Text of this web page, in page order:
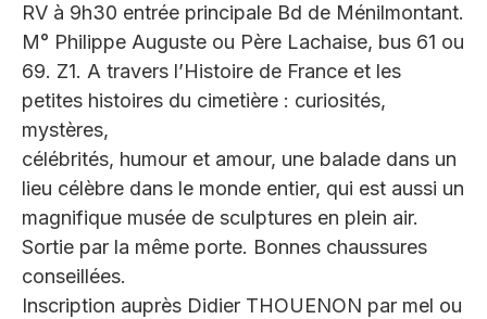
RV à 9h30 entrée principale Bd de Ménilmontant.
M° Philippe Auguste ou Père Lachaise, bus 61 ou
69. Z1. A travers l’Histoire de France et les
petites histoires du cimetière : curiosités,
mystères,
célébrités, humour et amour, une balade dans un
lieu célèbre dans le monde entier, qui est aussi un
magnifique musée de sculptures en plein air.
Sortie par la même porte. Bonnes chaussures
conseillées.
Inscription auprès Didier THOUENON par mel ou